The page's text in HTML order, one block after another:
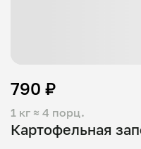
Картофельная
1 кг ≈ 4 порц.
790 ₽